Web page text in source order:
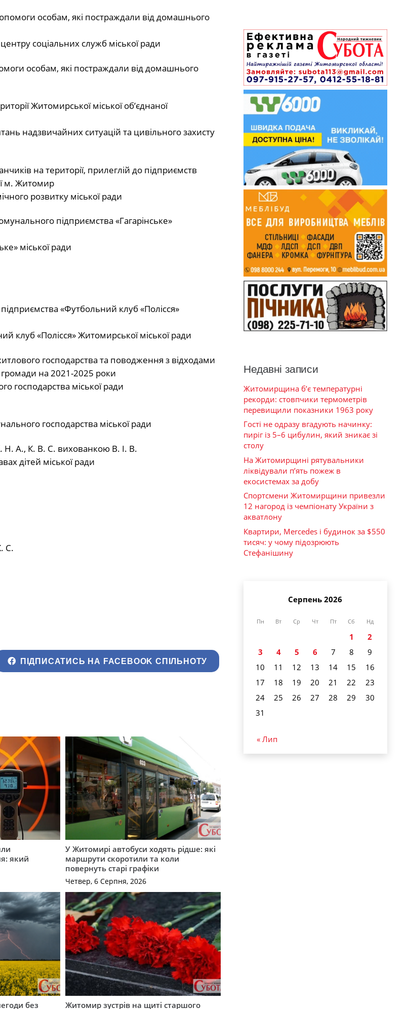
особам, які постраждали від домашнього
соціальних служб міської ради
особам, які постраждали від домашнього
Житомирської міської обʼєднаної
надзвичайних ситуацій та цивільного захисту
на території, прилеглій до підприємств
м. Житомир
розвитку міської ради
підприємства «Гагарінське»
міської ради
«Футбольний клуб «Полісся»
«Полісся» Житомирської міської ради
господарства та поводження з відходами
громади на 2021-2025 роки
господарства міської ради
господарства міської ради
Н. А., К. В. С. вихованкою В. І. В.
дітей міської ради
С.
ПІДПИСАТИСЬ НА FACEBOOK СПІЛЬНОТУ
який
У Житомирі автобуси ходять рідше: які
маршрути скоротили та коли
повернуть старі графіки
Четвер, 6 Серпня, 2026
без Житомир зустрів на щиті старшого
Недавні записи
Житомирщина б’є температурні
рекорди: стовпчики термометрів
перевищили показники 1963 року
Гості не одразу вгадують начинку:
пиріг із 5–6 цибулин, який зникає зі
столу
На Житомирщині рятувальники
ліквідували п’ять пожеж в
екосистемах за добу
Спортсмени Житомирщини привезли
12 нагород із чемпіонату України з
акватлону
Квартири, Mercedes і будинок за $550
тисяч: у чому підозрюють
Стефанішину
Серпень 2026
Пн Вт Ср Чт Пт Сб Нд
1
2
3
4 5 6 7 8
9
10
11 12 13 14 15
16
17
18 19 20 21 22
23
24
25 26 27 28 29
30
31
« Лип